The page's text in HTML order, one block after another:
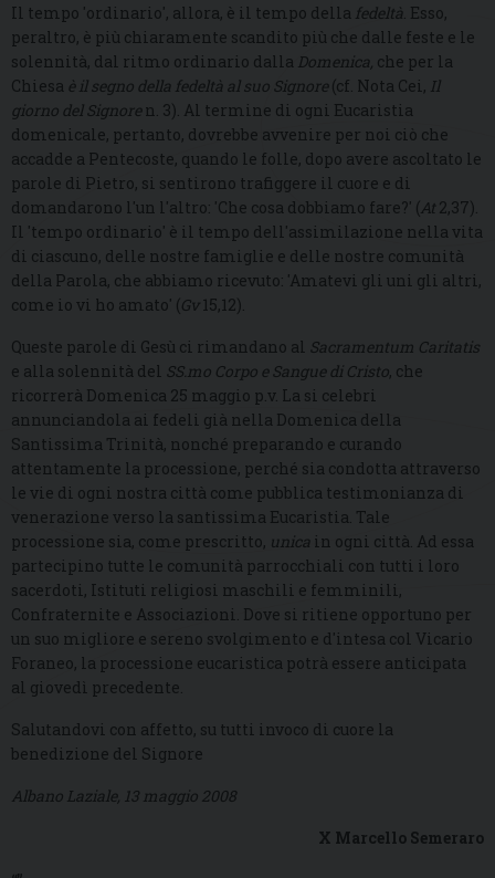
Il tempo 'ordinario', allora, è il tempo della fedeltà. Esso,
peraltro, è più chiaramente scandito più che dalle feste e le
solennità, dal ritmo ordinario dalla Domenica, che per la
Chiesa è il segno della fedeltà al suo Signore(cf. Nota Cei, Il
giorno del Signoren. 3). Al termine di ogni Eucaristia
domenicale, pertanto, dovrebbe avvenire per noi ciò che
accadde a Pentecoste, quando le folle, dopo avere ascoltato le
parole di Pietro, si sentirono trafiggere il cuore e di
domandarono l'un l'altro: 'Che cosa dobbiamo fare?' (At 2,37).
Il 'tempo ordinario' è il tempo dell'assimilazione nella vita
di ciascuno, delle nostre famiglie e delle nostre comunità
della Parola, che abbiamo ricevuto: 'Amatevi gli uni gli altri,
come io vi ho amato' (Gv15,12).
Queste parole di Gesù ci rimandano al Sacramentum Caritatis
e alla solennità del SS.mo Corpo e Sangue di Cristo, che
ricorrerà Domenica 25 maggio p.v. La si celebri
annunciandola ai fedeli già nella Domenica della
Santissima Trinità, nonché preparando e curando
attentamente la processione, perché sia condotta attraverso
le vie di ogni nostra città come pubblica testimonianza di
venerazione verso la santissima Eucaristia. Tale
processione sia, come prescritto, unica in ogni città. Ad essa
partecipino tutte le comunità parrocchiali con tutti i loro
sacerdoti, Istituti religiosi maschili e femminili,
Confraternite e Associazioni. Dove si ritiene opportuno per
un suo migliore e sereno svolgimento e d'intesa col Vicario
Foraneo, la processione eucaristica potrà essere anticipata
al giovedì precedente.
Salutandovi con affetto, su tutti invoco di cuore la
benedizione del Signore
Albano Laziale, 13 maggio 2008
X Marcello Semeraro